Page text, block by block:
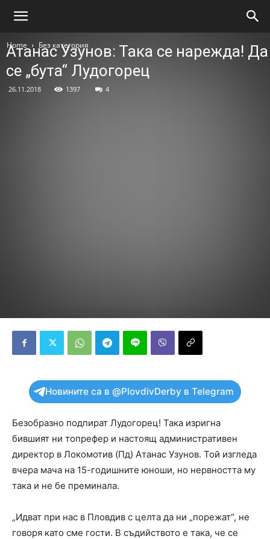
Home Без категория
Атанас Узунов: Така се нарежда! Да
се „бута“ Лудогорец
26.11.2018 1397 4
Новините са в @PlovdivDerby в Telegram
Безобразно подпират Лудогорец! Така изригна
бившият ни топрефер и настоящ административен
директор в Локомотив (Пд) Атанас Узунов. Той изгледа
вчера мача на 15-годишните юноши, но нервността му
така и не бе преминала.
„Идват при нас в Пловдив с целта да ни „порежат“, не
говоря като сме гости. В съдийството е така, че се